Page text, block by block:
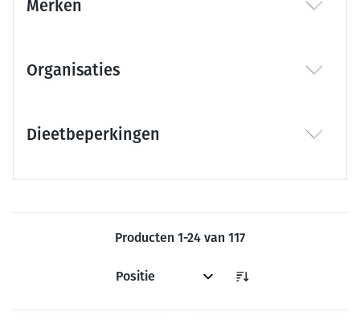
Merken
Organisaties
Dieetbeperkingen
Producten 1-24 van 117
Sorteer op: